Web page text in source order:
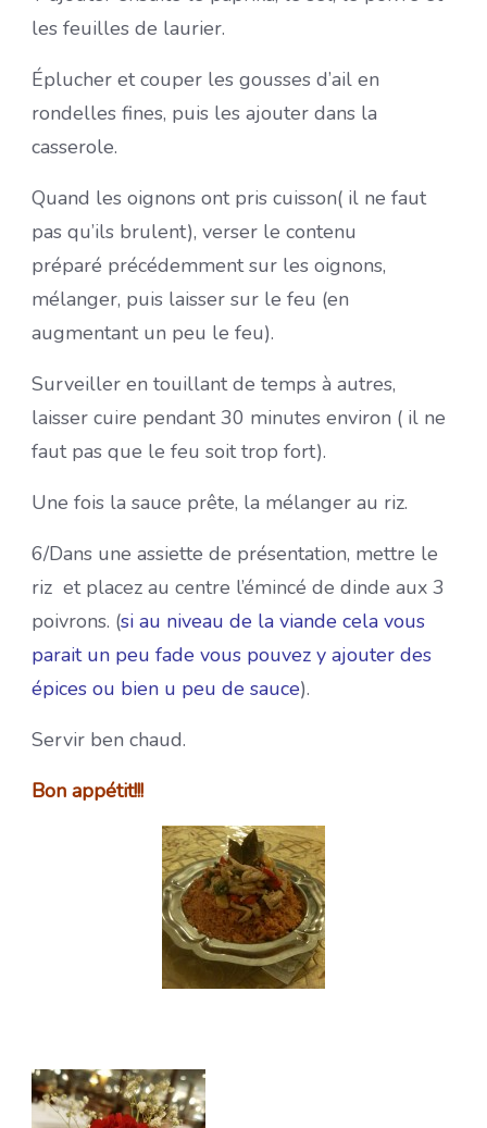
les feuilles de laurier.
Éplucher et couper les gousses d’ail en
rondelles fines, puis les ajouter dans la
casserole.
Quand les oignons ont pris cuisson( il ne faut
pas qu’ils brulent), verser le contenu
préparé précédemment sur les oignons,
mélanger, puis laisser sur le feu (en
augmentant un peu le feu).
Surveiller en touillant de temps à autres,
laisser cuire pendant 30 minutes environ ( il ne
faut pas que le feu soit trop fort).
Une fois la sauce prête, la mélanger au riz.
6/Dans une assiette de présentation, mettre le
riz et placez au centre l’émincé de dinde aux 3
poivrons. (si au niveau de la viande cela vous
parait un peu fade vous pouvez y ajouter des
épices ou bien u peu de sauce).
Servir ben chaud.
Bon appétit!!!